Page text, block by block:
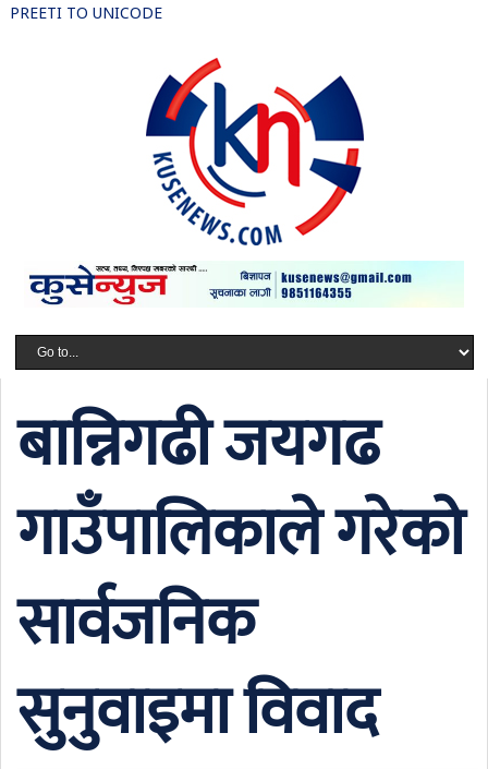
PREETI TO UNICODE
बान्निगढी जयगढ
गाउँपालिकाले गरेको
सार्वजनिक
सुनुवाइमा विवाद